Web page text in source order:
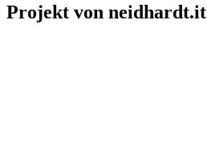
Projekt von neidhardt.it